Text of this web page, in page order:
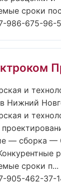
сроки
986-675-96-
и
в Нижний
и
— сборка
сроки п...
905-462-37-